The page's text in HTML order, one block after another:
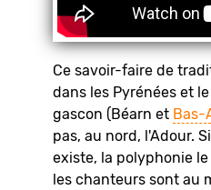
Ce savoir-faire de
dans les Pyrénées et
gascon (Béarn et Bas-
pas, au nord, l'Adour.
existe, la polyphonie
les chanteurs sont au